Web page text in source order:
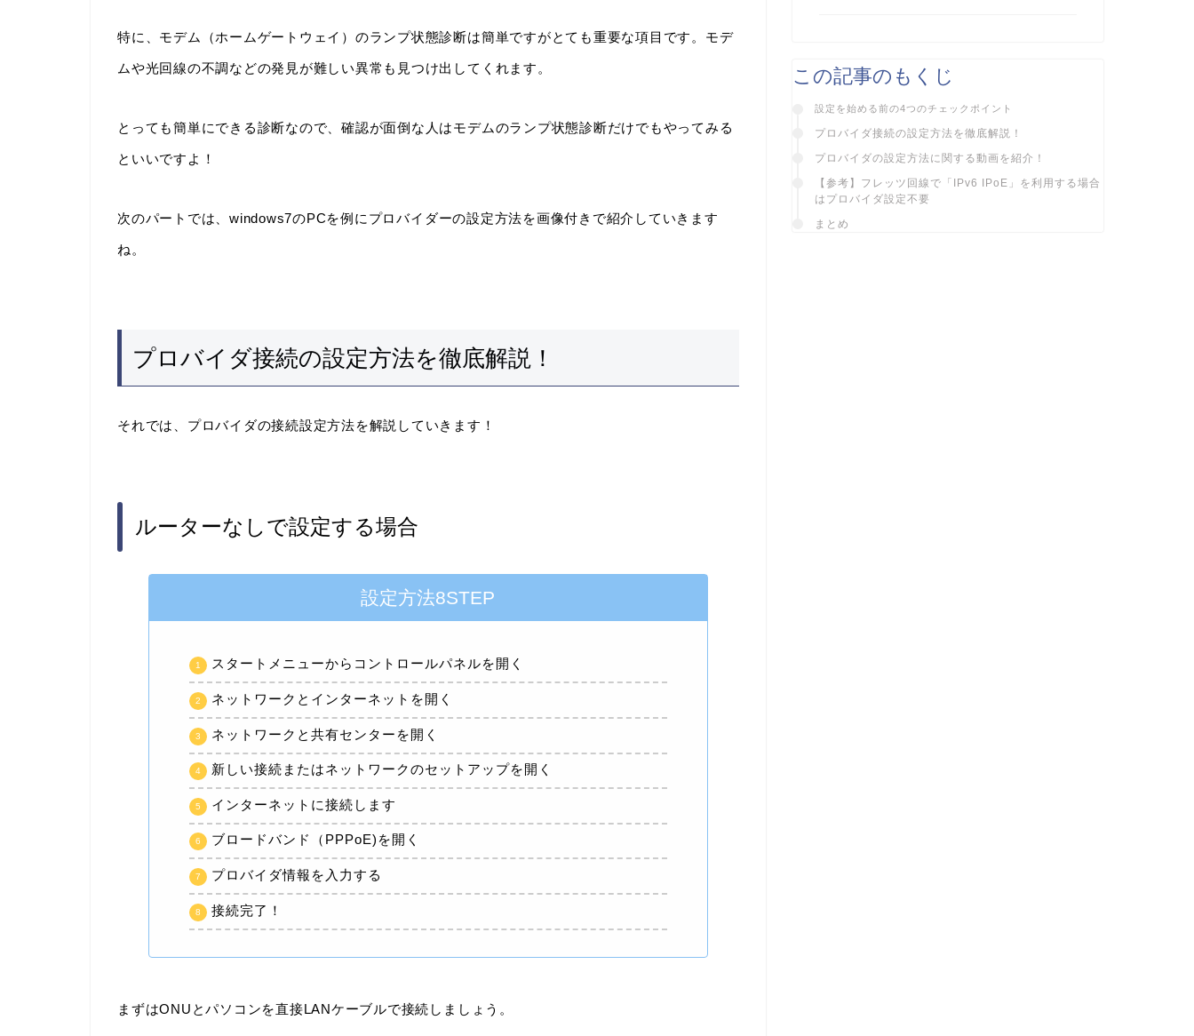
特に、モデム（ホームゲートウェイ）のランプ状態診断は簡単ですがとても重要な項目です。モデ
ムや光回線の不調などの発見が難しい異常も見つけ出してくれます。
とっても簡単にできる診断なので、確認が面倒な人はモデムのランプ状態診断だけでもやってみる
といいですよ！
次のパートでは、windows7のPCを例にプロバイダーの設定方法を画像付きで紹介していきます
ね。
プロバイダ接続の設定方法を徹底解説！
それでは、プロバイダの接続設定方法を解説していきます！
ルーターなしで設定する場合
設定方法8STEP
スタートメニューからコントロールパネルを開く
ネットワークとインターネットを開く
ネットワークと共有センターを開く
新しい接続またはネットワークのセットアップを開く
インターネットに接続します
ブロードバンド（PPPoE)を開く
プロバイダ情報を入力する
接続完了！
まずはONUとパソコンを直接LANケーブルで接続しましょう。
この記事のもくじ
設定を始める前の4つのチェックポイント
プロバイダ接続の設定方法を徹底解説！
プロバイダの設定方法に関する動画を紹介！
【参考】フレッツ回線で「IPv6 IPoE」を利用する場合
はプロバイダ設定不要
まとめ